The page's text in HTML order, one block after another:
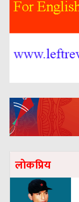
लाेकप्रिय